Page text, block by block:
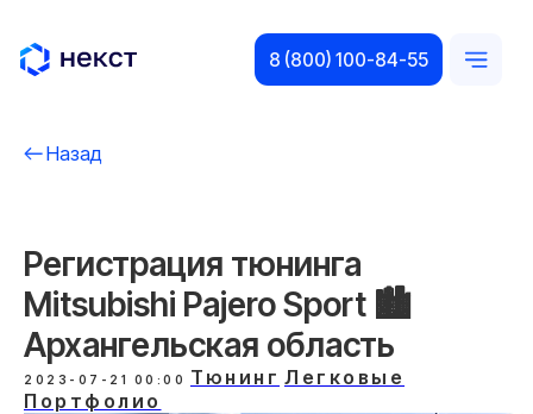
8 (800) 100-84-55
Регистрация тюнинга
Mitsubishi Pajero Sport 🏙️
Архангельская область
2023-07-21 00:00 Тюнинг Легковые
Портфолио